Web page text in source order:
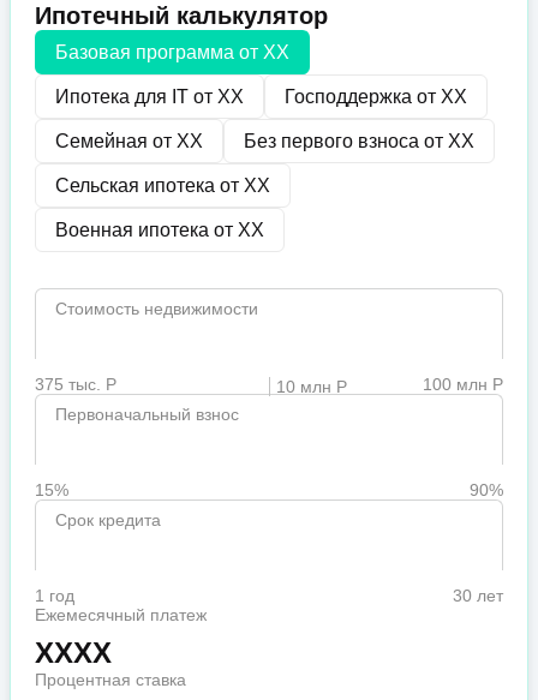
Ипотечный калькулятор
Базовая программа от XX
Ипотека для IT от XX Господдержка от XX
Семейная от XX Без первого взноса от XX
Сельская ипотека от XX
Военная ипотека от XX
Стоимость недвижимости
375 тыс. Р 10 млн Р
100 млн Р
Первоначальный взнос
15%
90%
Срок кредита
1 год
30 лет
Ежемесячный платеж
XXXX
Процентная ставка